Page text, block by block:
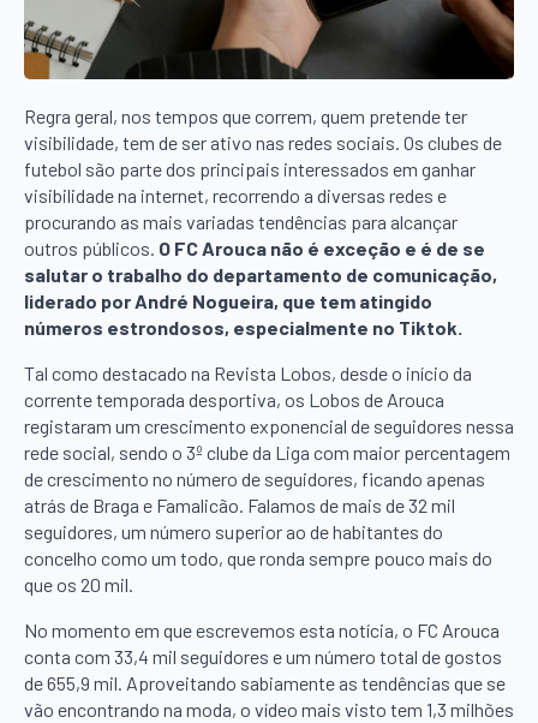
Regra geral, nos tempos que correm, quem pretende ter
visibilidade, tem de ser ativo nas redes sociais. Os clubes de
futebol são parte dos principais interessados em ganhar
visibilidade na internet, recorrendo a diversas redes e
procurando as mais variadas tendências para alcançar
outros públicos. O FC Arouca não é exceção e é de se
salutar o trabalho do departamento de comunicação,
liderado por André Nogueira, que tem atingido
números estrondosos, especialmente no Tiktok.
Tal como destacado na Revista Lobos, desde o início da
corrente temporada desportiva, os Lobos de Arouca
registaram um crescimento exponencial de seguidores nessa
rede social, sendo o 3º clube da Liga com maior percentagem
de crescimento no número de seguidores, ficando apenas
atrás de Braga e Famalicão. Falamos de mais de 32 mil
seguidores, um número superior ao de habitantes do
concelho como um todo, que ronda sempre pouco mais do
que os 20 mil.
No momento em que escrevemos esta notícia, o FC Arouca
conta com 33,4 mil seguidores e um número total de gostos
de 655,9 mil. Aproveitando sabiamente as tendências que se
vão encontrando na moda, o vídeo mais visto tem 1,3 milhões